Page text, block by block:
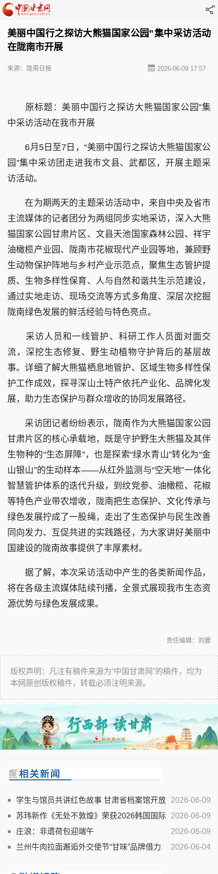
美丽中国行之探访大熊猫国家公园”集中采访活动
在陇南市开展
2026-06-09 17:57
来源：陇南日报
原标题：美丽中国行之探访大熊猫国家公园”集
中采访活动在我市开展
6月5日至7日，“美丽中国行之探访大熊猫国家公
园”集中采访团走进我市文县、武都区，开展主题采
访活动。
在为期两天的主题采访活动中，来自中央及省市
主流媒体的记者团分为两组同步实地采访，深入大熊
猫国家公园甘肃片区、文县天池国家森林公园、祥宇
油橄榄产业园、陇南市花椒现代产业园等地，兼顾野
生动物保护阵地与乡村产业示范点，聚焦生态管护提
质、生物多样性保育、人与自然和谐共生示范建设，
通过实地走访、现场交流等方式多角度、深层次挖掘
陇南绿色发展的鲜活经验与特色亮点。
采访人员和一线管护、科研工作人员面对面交
流，深挖生态修复、野生动植物守护背后的基层故
事。详细了解大熊猫栖息地管护、区域生物多样性保
护工作成效，探寻深山土特产依托产业化、品牌化发
展，助力生态保护与群众增收的协同发展路径。
采访团记者纷纷表示，陇南作为大熊猫国家公园
甘肃片区的核心承载地，既是守护野生大熊猫及其伴
生物种的“生态屏障”，也是探索“绿水青山”转化为“金
山银山”的生动样本——从红外监测与“空天地”一体化
智慧管护体系的迭代升级，到纹党参、油橄榄、花椒
等特色产业带农增收，陇南把生态保护、文化传承与
绿色发展拧成了一股绳，走出了生态保护与民生改善
同向发力、互促共进的实践路径，为大家讲好美丽中
国建设的陇南故事提供了丰厚素材。
据了解，本次采访活动中产生的各类新闻作品，
将在各级主流媒体陆续刊播，全景式展现我市生态资
源优势与绿色发展成果。
责任编辑：刘姗
版权声明：凡注有稿件来源为“中国甘肃网”的稿件，均为
本网原创版权稿件，转载必须注明来源。
2026-06-09
学生与馆员共讲红色故事 甘肃省档案馆开放
日点亮思政课堂
2026-06-09
苏玮新作《无处不敦煌》荣获2026韩国国际
合唱艺术节“牡丹花金奖”
2026-06-09
庄浪：非遗荷包迎端午
2026-06-04
兰州牛肉拉面邂逅外交使节“甘味”品牌借力